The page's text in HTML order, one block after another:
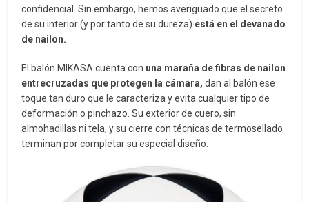
confidencial. Sin embargo, hemos averiguado que el secreto
de su interior (y por tanto de su dureza) está en el devanado
de nailon.
El balón MIKASA cuenta con una maraña de fibras de nailon
entrecruzadas que protegen la cámara, dan al balón ese
toque tan duro que le caracteriza y evita cualquier tipo de
deformación o pinchazo. Su exterior de cuero, sin
almohadillas ni tela, y su cierre con técnicas de termosellado
terminan por completar su especial diseño.